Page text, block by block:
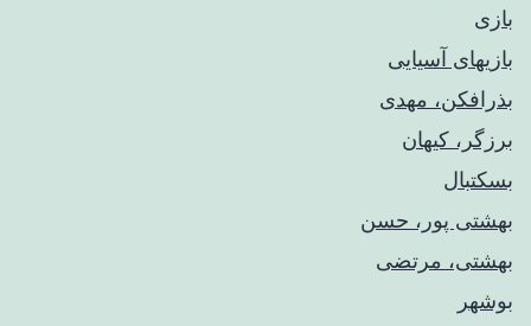
بازی
بازیهای آسیایی
بذرافکن، مهدی
برزگر، کیهان
بسکتبال
بهشتی پور، حسن
بهشتی، مرتضی
بوشهر